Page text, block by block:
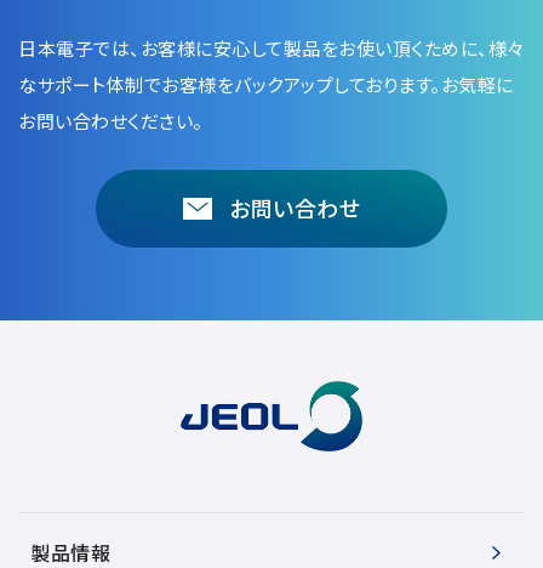
日本電子では、お客様に安心して製品をお使い頂くために、 様々
なサポート体制でお客様をバックアップしております。お気軽に
お問い合わせください。
お問い合わせ
製品情報